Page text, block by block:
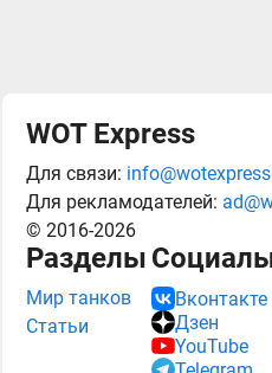
WOT Express
Для связи:
Для рекламодателей:
© 2016-2026
Разделы
Мир танков
Статьи
Вконтакте
Дзен
YouTube